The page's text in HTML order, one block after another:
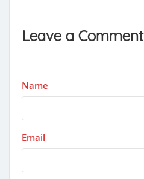
Leave a Comment
Name
Email